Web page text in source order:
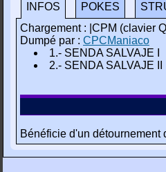
INFOS POKES
Chargement : |CPM (clavier
Dumpé par : CPCManiaco
1.- SENDA SALVAJE I
2.- SENDA SALVAJE II
Bénéficie d'un